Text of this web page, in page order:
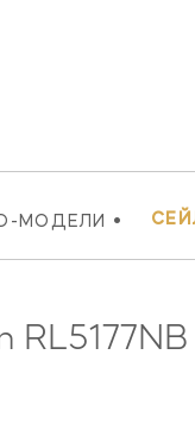
МОДЕЛИ •
RL5177NB